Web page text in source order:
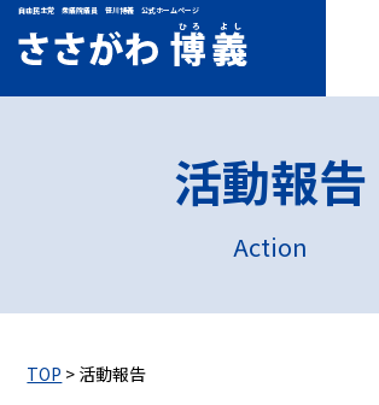
自由民主党 衆議院議員 笹川博義 公式ホームページ
活動報告
Action
TOP > 活動報告